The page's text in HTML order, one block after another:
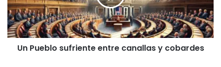
y
cobardes
Un Pueblo sufriente entre canallas y cobardes